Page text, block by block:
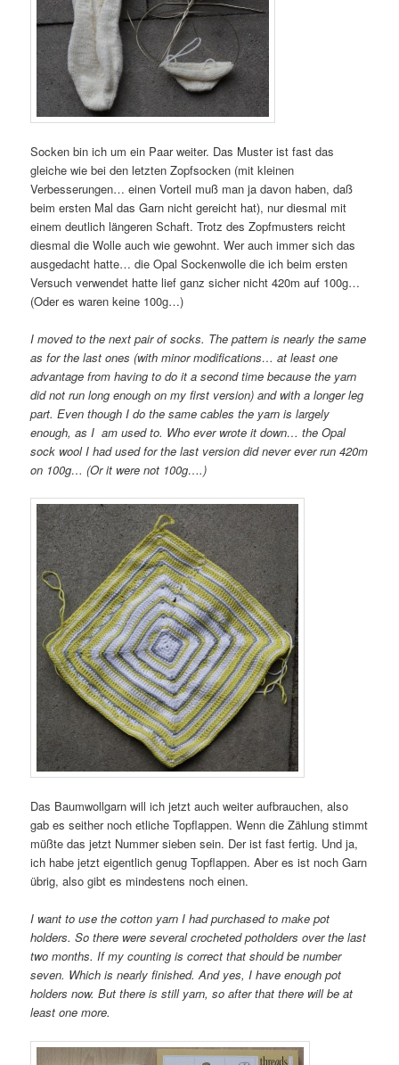
Socken bin ich um ein Paar weiter. Das Muster ist fast das
gleiche wie bei den letzten Zopfsocken (mit kleinen
Verbesserungen… einen Vorteil muß man ja davon haben, daß
beim ersten Mal das Garn nicht gereicht hat), nur diesmal mit
einem deutlich längeren Schaft. Trotz des Zopfmusters reicht
diesmal die Wolle auch wie gewohnt. Wer auch immer sich das
ausgedacht hatte… die Opal Sockenwolle die ich beim ersten
Versuch verwendet hatte lief ganz sicher nicht 420m auf 100g…
(Oder es waren keine 100g…)
I moved to the next pair of socks. The pattern is nearly the same
as for the last ones (with minor modifications… at least one
advantage from having to do it a second time because the yarn
did not run long enough on my first version) and with a longer leg
part. Even though I do the same cables the yarn is largely
enough, as I am used to. Who ever wrote it down… the Opal
sock wool I had used for the last version did never ever run 420m
on 100g… (Or it were not 100g….)
Das Baumwollgarn will ich jetzt auch weiter aufbrauchen, also
gab es seither noch etliche Topflappen. Wenn die Zählung stimmt
müßte das jetzt Nummer sieben sein. Der ist fast fertig. Und ja,
ich habe jetzt eigentlich genug Topflappen. Aber es ist noch Garn
übrig, also gibt es mindestens noch einen.
I want to use the cotton yarn I had purchased to make pot
holders. So there were several crocheted potholders over the last
two months. If my counting is correct that should be number
seven. Which is nearly finished. And yes, I have enough pot
holders now. But there is still yarn, so after that there will be at
least one more.